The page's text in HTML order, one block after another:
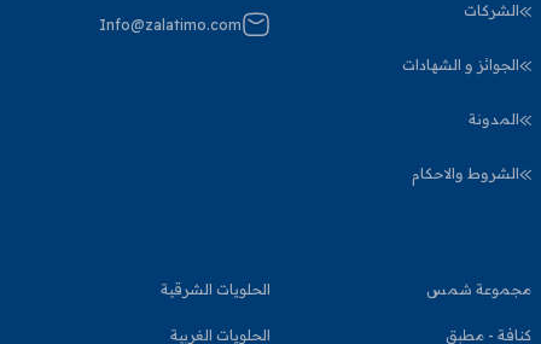
الشركات
الجوائز و الشهادات
المدونة
الشروط والاحكام
Info@zalatimo.com
مجموعة شمس الحلويات الشرقية
كنافة - مطبق الحلويات الغربية